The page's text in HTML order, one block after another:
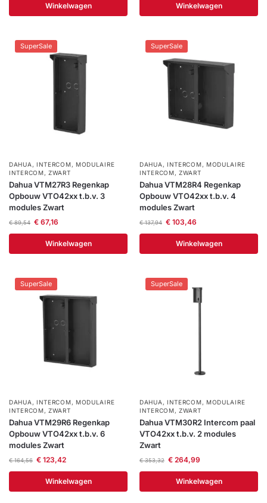
Winkelwagen Winkelwagen
SuperSale
DAHUA , INTERCOM, MODULAIRE
INTERCOM,ZWART
Dahua VTM27R3 Regenkap
Opbouw VTO42xx t.b.v. 3
modules Zwart
€89,54 €67,16
Winkelwagen
SuperSale
DAHUA , INTERCOM, MODULAIRE
INTERCOM,ZWART
Dahua VTM28R4 Regenkap
Opbouw VTO42xx t.b.v. 4
modules Zwart
€137,94 €103,46
Winkelwagen
SuperSale
DAHUA , INTERCOM, MODULAIRE
INTERCOM,ZWART
Dahua VTM29R6 Regenkap
Opbouw VTO42xx t.b.v. 6
modules Zwart
€164,56 €123,42
Winkelwagen
SuperSale
DAHUA , INTERCOM, MODULAIRE
INTERCOM,ZWART
Dahua VTM30R2 Intercom paal
VTO42xx t.b.v. 2 modules
Zwart
€353,32 €264,99
Winkelwagen